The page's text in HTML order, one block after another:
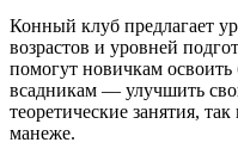
Конный клуб предлагает
возрастов и уровней
помогут новичкам
всадникам — улучшить
теоретические занятия,
манеже.